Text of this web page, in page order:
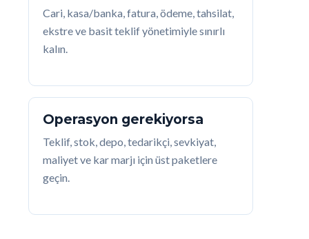
Cari, kasa/banka, fatura, ödeme, tahsilat,
ekstre ve basit teklif yönetimiyle sınırlı
kalın.
Operasyon gerekiyorsa
Teklif, stok, depo, tedarikçi, sevkiyat,
maliyet ve kar marjı için üst paketlere
geçin.